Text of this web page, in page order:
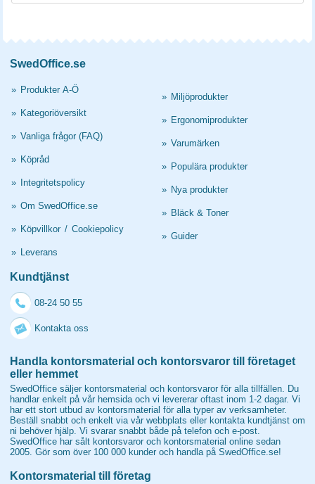
SwedOffice.se
» Produkter A-Ö
» Kategoriöversikt
» Vanliga frågor (FAQ)
» Köpråd
» Integritetspolicy
» Om SwedOffice.se
» Köpvillkor / Cookiepolicy
» Leverans
» Miljöprodukter
» Ergonomiprodukter
» Varumärken
» Populära produkter
» Nya produkter
» Bläck & Toner
» Guider
Kundtjänst
08-24 50 55
Kontakta oss
Handla kontorsmaterial och kontorsvaror till företaget
eller hemmet
SwedOffice säljer kontorsmaterial och kontorsvaror för alla tillfällen. Du
handlar enkelt på vår hemsida och vi levererar oftast inom 1-2 dagar. Vi
har ett stort utbud av kontorsmaterial för alla typer av verksamheter.
Beställ snabbt och enkelt via vår webbplats eller kontakta kundtjänst om
ni behöver hjälp. Vi svarar snabbt både på telefon och e-post.
SwedOffice har sålt kontorsvaror och kontorsmaterial online sedan
2005. Gör som över 100 000 kunder och handla på SwedOffice.se!
Kontorsmaterial till företag